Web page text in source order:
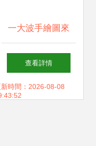
一大波手繪圖來
襲，接招吧！圖文
設計的無限魅力與
查看詳情
時間：2026-08-08